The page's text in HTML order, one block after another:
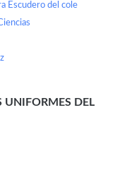
Escudero del cole
UNIFORMES DEL